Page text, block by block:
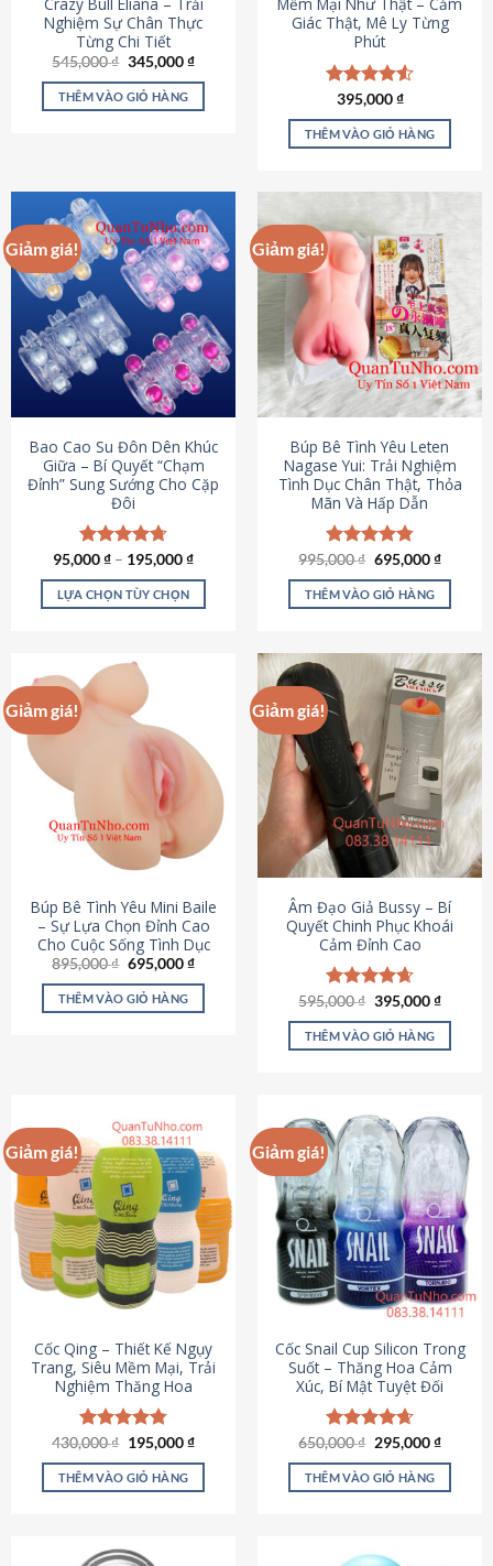
Crazy Bull Eliana – Trải
Nghiệm Sự Chân Thực
Từng Chi Tiết
545,000₫ Giá
là:
545,000 ₫.
345,000₫Giá
tại
THÊM VÀO GIỎ HÀNG
Mềm Mại Như Thật – Cảm
Giác Thật, Mê Ly Từng
Phút
Được xếp
hạng4.53
5 sao
395,000₫
THÊM VÀO GIỎ HÀNG
Giảm giá!
Bao Cao Su Đôn Dên Khúc
Giữa – Bí Quyết “Chạm
Đỉnh” Sung Sướng Cho Cặp
Đôi
Được xếp
hạng4.70
5 sao
95,000₫ – 195,000₫
LỰA CHỌN TÙY CHỌN
này
nhiều
biến
thể.
chọn
thể
chọn
trên
trang
sản
phẩm
Giảm giá!
Búp Bê Tình Yêu Leten
Nagase Yui: Trải Nghiệm
Tình Dục Chân Thật, Thỏa
Mãn Và Hấp Dẫn
Được xếp
hạng4.80
5 sao
995,000₫ Giá
là:
995,000 ₫.
695,000₫Giá
tại
THÊM VÀO GIỎ HÀNG
Giảm giá!
Búp Bê Tình Yêu Mini Baile
– Sự Lựa Chọn Đỉnh Cao
Cho Cuộc Sống Tình Dục
895,000₫ Giá
là:
895,000 ₫.
695,000₫Giá
tại
THÊM VÀO GIỎ HÀNG
Giảm giá!
Âm Đạo Giả Bussy – Bí
Quyết Chinh Phục Khoái
Cảm Đỉnh Cao
Được xếp
hạng4.64
5 sao
595,000₫ Giá
là:
595,000 ₫.
395,000₫Giá
tại
THÊM VÀO GIỎ HÀNG
Giảm giá!
Cốc Qing – Thiết Kế Ngụy
Trang, Siêu Mềm Mại, Trải
Nghiệm Thăng Hoa
Được xếp
hạng4.78
5 sao
430,000₫ Giá
là:
430,000 ₫.
195,000₫Giá
tại
THÊM VÀO GIỎ HÀNG
Giảm giá!
Cốc Snail Cup Silicon Trong
Suốt – Thăng Hoa Cảm
Xúc, Bí Mật Tuyệt Đối
Được xếp
hạng4.69
5 sao
650,000₫ Giá
là:
650,000 ₫.
295,000₫Giá
tại
THÊM VÀO GIỎ HÀNG